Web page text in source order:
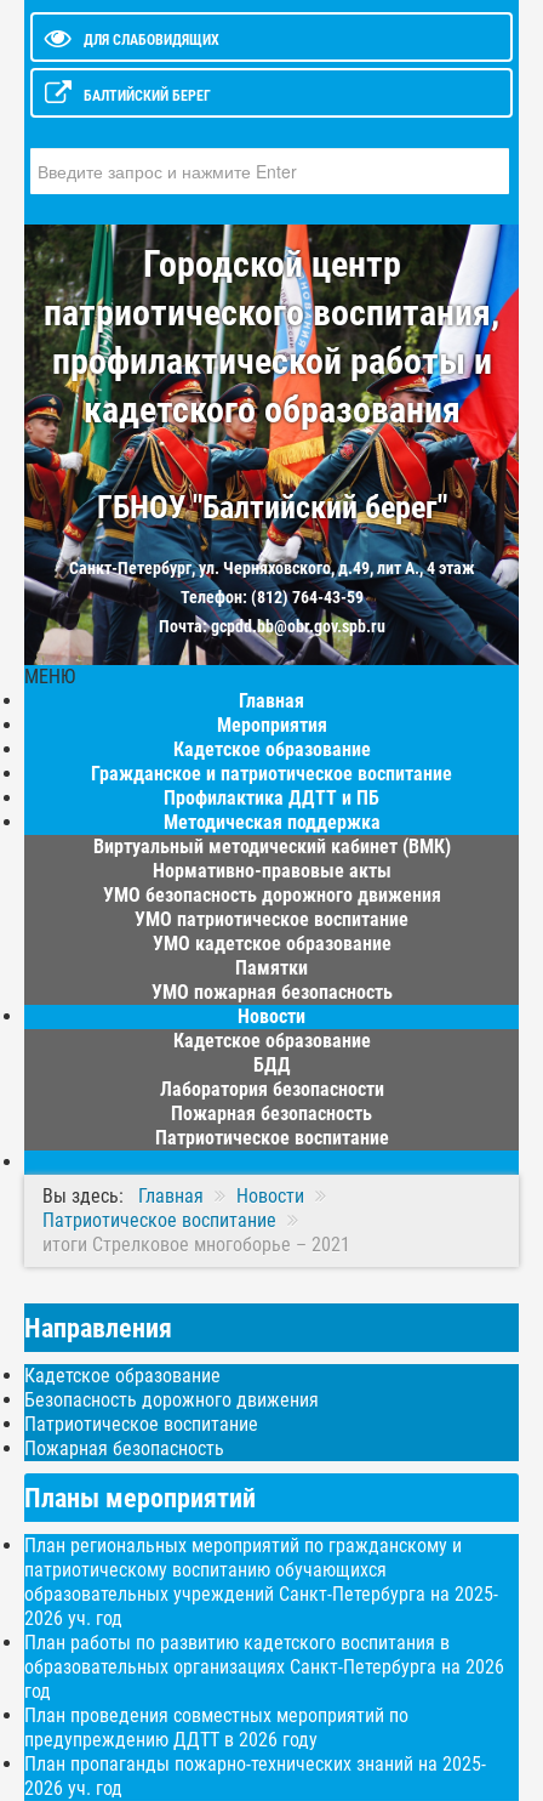
ДЛЯ СЛАБОВИДЯЩИХ
БАЛТИЙСКИЙ БЕРЕГ
Городской центр
патриотического воспитания,
профилактической работы и
кадетского образования
ГБНОУ "Балтийский берег"
Санкт-Петербург, ул. Черняховского, д.49, лит А., 4 этаж
Телефон: (812) 764-43-59
Почта: gcpdd.bb@obr.gov.spb.ru
МЕНЮ
Главная
Мероприятия
Кадетское образование
Гражданское и патриотическое воспитание
Профилактика ДДТТ и ПБ
Методическая поддержка
Виртуальный методический кабинет (ВМК)
Нормативно-правовые акты
УМО безопасность дорожного движения
УМО патриотическое воспитание
УМО кадетское образование
Памятки
УМО пожарная безопасность
Новости
Кадетское образование
БДД
Лаборатория безопасности
Пожарная безопасность
Патриотическое воспитание
Вы здесь: Главная
Новости
Патриотическое воспитание
итоги Стрелковое многоборье – 2021
Направления
Кадетское образование
Безопасность дорожного движения
Патриотическое воспитание
Пожарная безопасность
Планы мероприятий
План региональных мероприятий по гражданскому и
патриотическому воспитанию обучающихся
образовательных учреждений Санкт-Петербурга на 2025-
2026 уч. год
План работы по развитию кадетского воспитания в
образовательных организациях Санкт-Петербурга на 2026
год
План проведения совместных мероприятий по
предупреждению ДДТТ в 2026 году
План пропаганды пожарно-технических знаний на 2025-
2026 уч. год